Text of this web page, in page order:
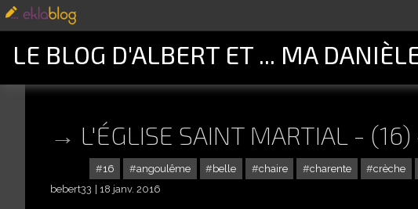
LE BLOG D'ALBERT ET ... MA
L'ÉGLISE SAINT MARTIAL - (16)
16 angoulême belle chaire charente crèche
bebert33
18 janv. 2016